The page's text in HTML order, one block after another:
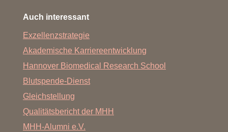
Auch interessant
Exzellenzstrategie
Akademische Karriereentwicklung
Hannover Biomedical Research School
Blutspende-Dienst
Gleichstellung
Qualitätsbericht der MHH
MHH-Alumni e.V.